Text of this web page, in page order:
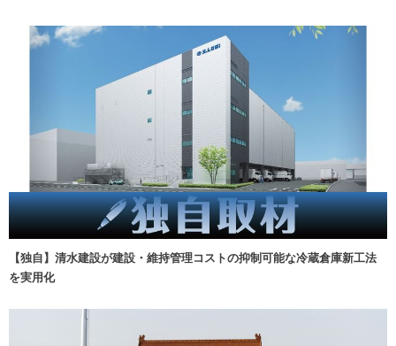
【独自】清水建設が建設・維持管理コストの抑制可能な冷蔵倉庫新工法
を実用化